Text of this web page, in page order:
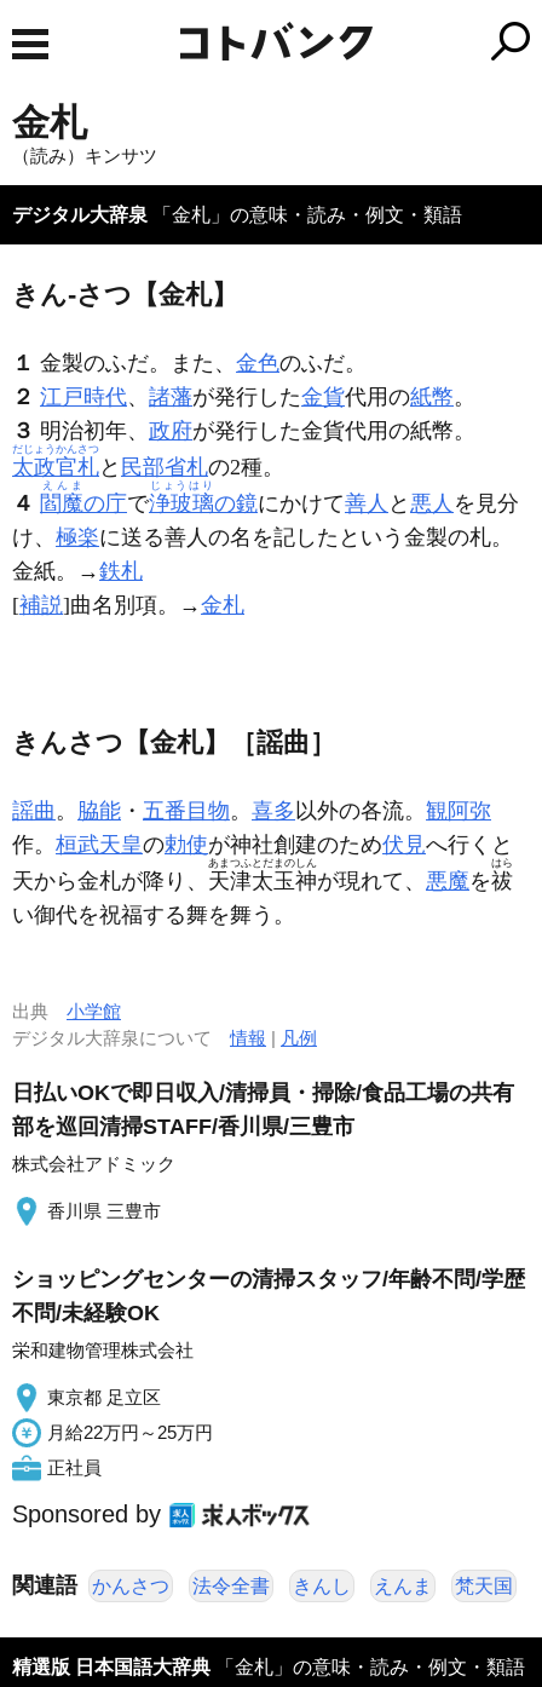
金札
（読み）キンサツ
デジタル大辞泉 「金札」の意味・読み・例文・類語
きん‐さつ【金札】
１ 金製のふだ。また、 金色のふだ。
２ 江戸時代、 諸藩が発行した金貨代用の紙幣。
３ 明治初年、 政府が発行した金貨代用の紙幣。
太政官札
だじょうかんさつ
と 民部省札の2種。
４ 閻魔
えんま
の庁で浄玻璃
じょうはり
の鏡にかけて善人 と 悪人 を見分
け、 極楽に送る善人の名を記したという金製の札。
金紙。→鉄札
[補説]曲名別項。→金札
きんさつ【金札】［謡曲］
謡曲。 脇能 ・ 五番目物。 喜多以外の各流。 観阿弥
作。 桓武天皇の勅使が神社創建のため伏見へ行くと
天から金札が降り、 天津太玉神
あまつふとだまのしん
が現れて、 悪魔を祓
はら
い御代を祝福する舞を舞う。
出典 小学館
デジタル大辞泉について情報 | 凡例
日払いOKで即日収入/清掃員・掃除/食品工場の共有
部を巡回清掃STAFF/香川県/三豊市
株式会社アドミック
香川県 三豊市
ショッピングセンターの清掃スタッフ/年齢不問/学歴
不問/未経験OK
栄和建物管理株式会社
東京都 足立区
月給22万円～25万円
正社員
Sponsored by
関連語 かんさつ 法令全書 きんし えんま 梵天国
精選版 日本国語大辞典 「金札」の意味・読み・例文・類語